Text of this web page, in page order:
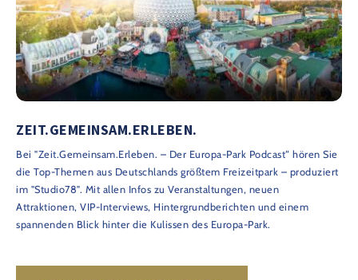
ZEIT.GEMEINSAM.ERLEBEN.
Bei "Zeit.Gemeinsam.Erleben. – Der Europa-Park Podcast“ hören Sie
die Top-Themen aus Deutschlands größtem Freizeitpark – produziert
im "Studio78". Mit allen Infos zu Veranstaltungen, neuen
Attraktionen, VIP-Interviews, Hintergrundberichten und einem
spannenden Blick hinter die Kulissen des Europa-Park.